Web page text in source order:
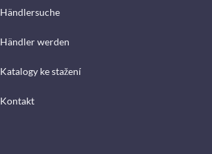
Händlersuche
Händler werden
Katalogy ke stažení
Kontakt